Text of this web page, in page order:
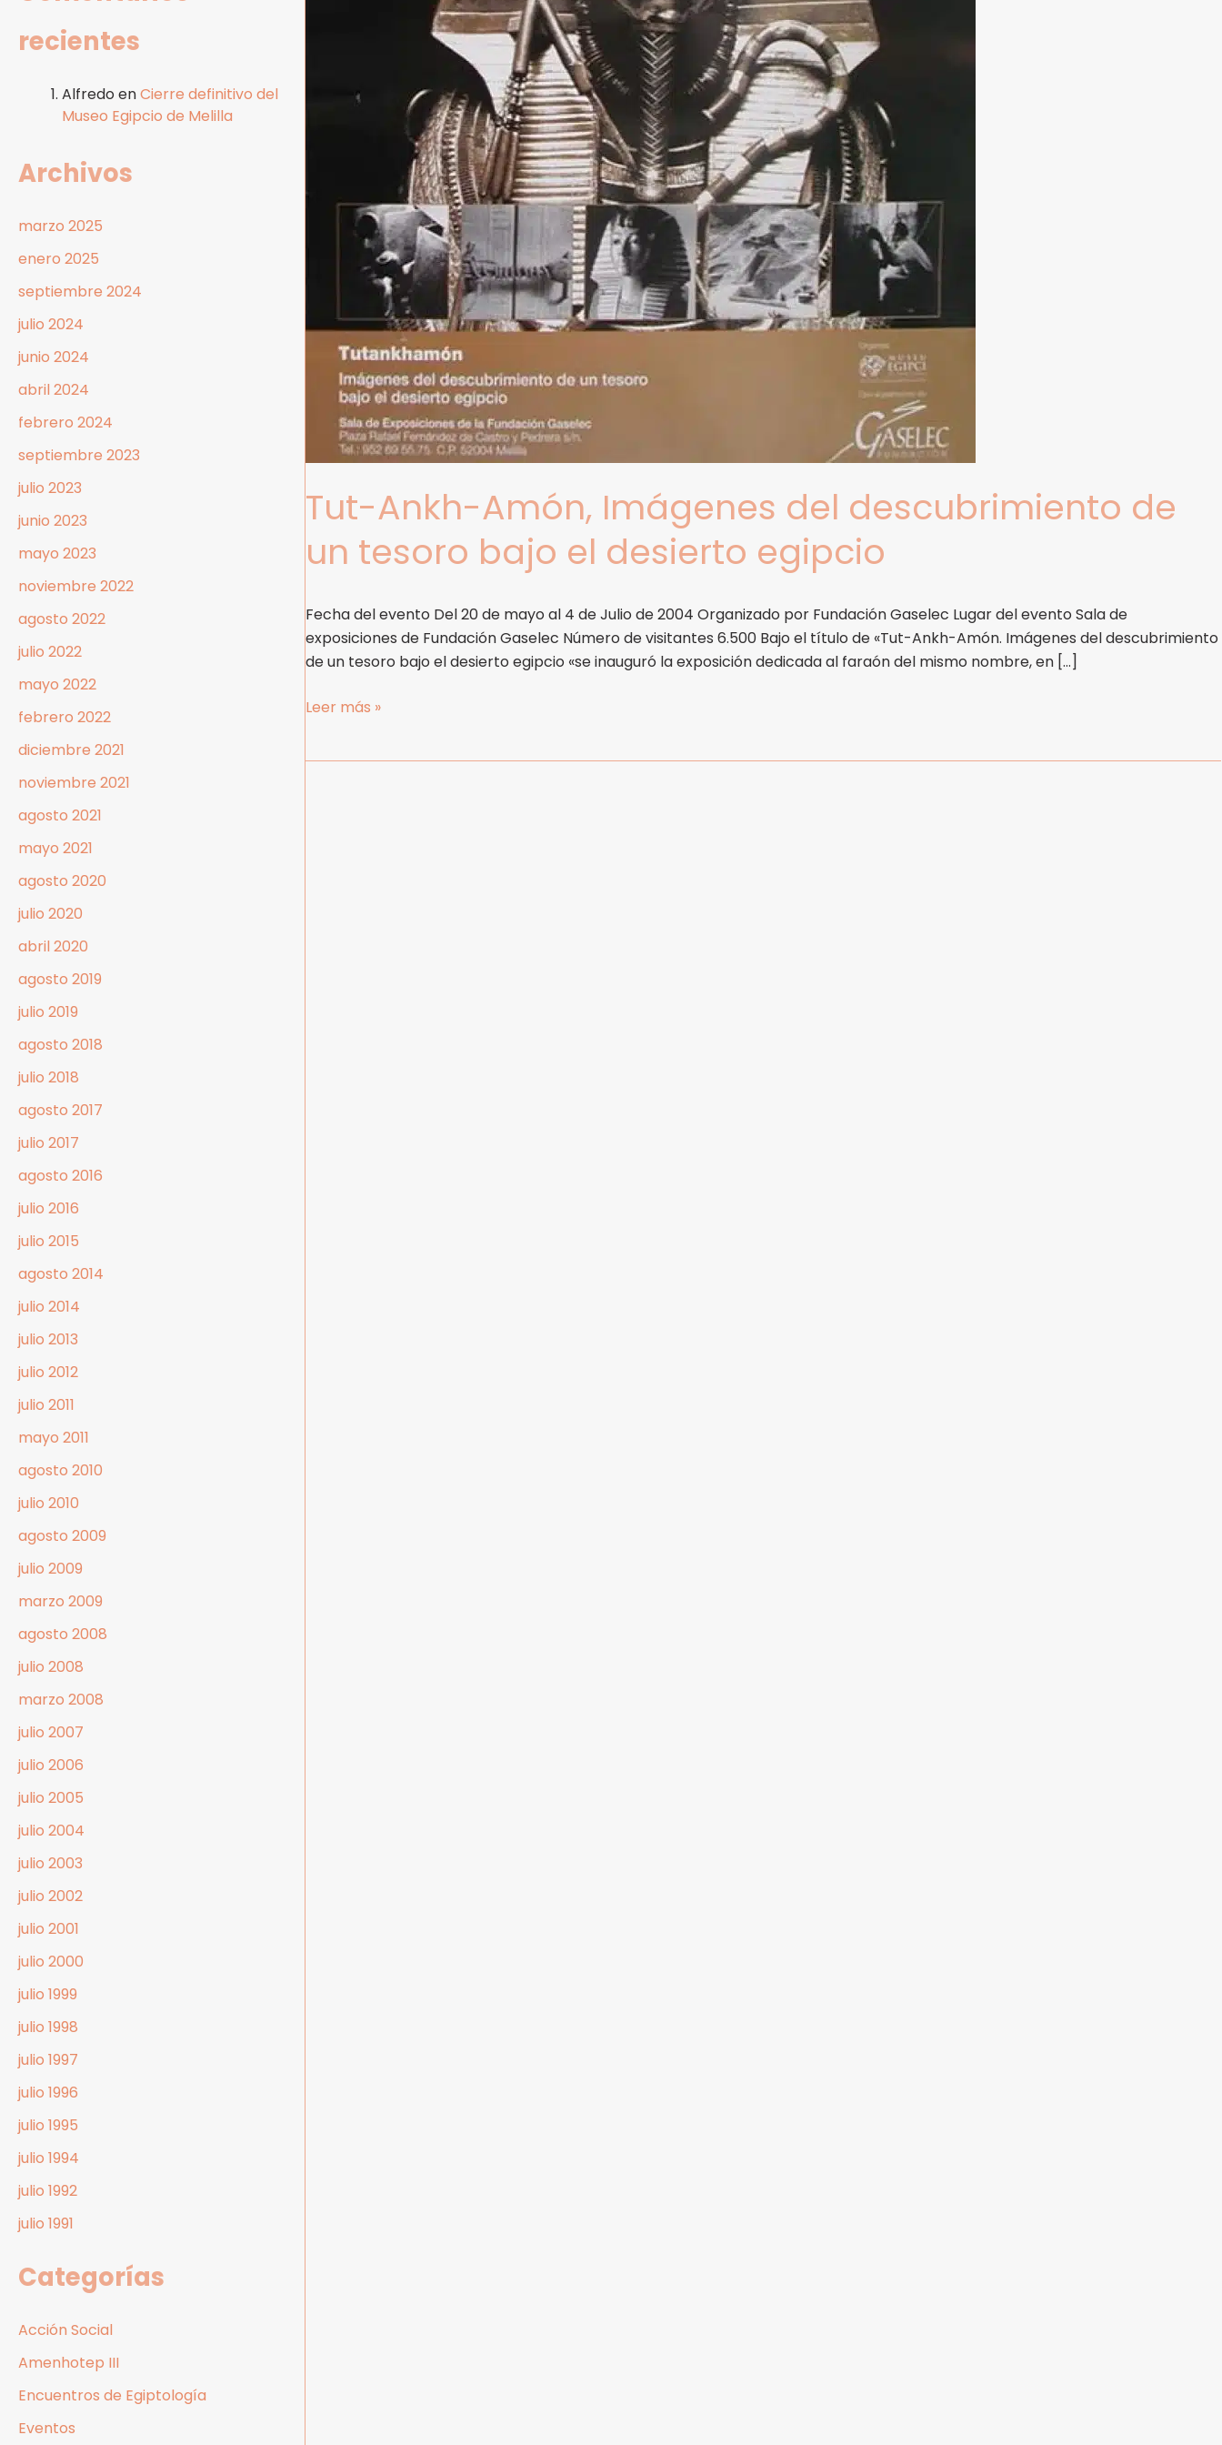
recientes
Alfredo enCierre definitivo del
Museo Egipcio de Melilla
Archivos
marzo 2025
enero 2025
septiembre 2024
julio 2024
junio 2024
abril 2024
febrero 2024
septiembre 2023
julio 2023
junio 2023
mayo 2023
noviembre 2022
agosto 2022
julio 2022
mayo 2022
febrero 2022
diciembre 2021
noviembre 2021
agosto 2021
mayo 2021
agosto 2020
julio 2020
abril 2020
agosto 2019
julio 2019
agosto 2018
julio 2018
agosto 2017
julio 2017
agosto 2016
julio 2016
julio 2015
agosto 2014
julio 2014
julio 2013
julio 2012
julio 2011
mayo 2011
agosto 2010
julio 2010
agosto 2009
julio 2009
marzo 2009
agosto 2008
julio 2008
marzo 2008
julio 2007
julio 2006
julio 2005
julio 2004
julio 2003
julio 2002
julio 2001
julio 2000
julio 1999
julio 1998
julio 1997
julio 1996
julio 1995
julio 1994
julio 1992
julio 1991
Categorías
Acción Social
Amenhotep III
Encuentros de Egiptología
Eventos
Tut-Ankh-Amón, Imágenes del descubrimiento de
un tesoro bajo el desierto egipcio
Fecha del evento Del 20 de mayo al 4 de Julio de 2004 Organizado por Fundación Gaselec Lugar del evento Sala de
exposiciones de Fundación Gaselec Número de visitantes 6.500 Bajo el título de «Tut-Ankh-Amón. Imágenes del descubrimiento
de un tesoro bajo el desierto egipcio «se inauguró la exposición dedicada al faraón del mismo nombre, en […]
Leer más »